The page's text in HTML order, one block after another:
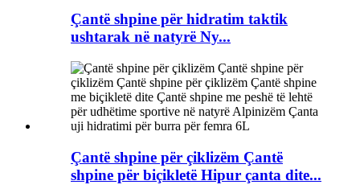
Çantë shpine për hidratim taktik
ushtarak në natyrë Ny...
Çantë shpine për çiklizëm Çantë
shpine për biçikletë Hipur çanta dite...